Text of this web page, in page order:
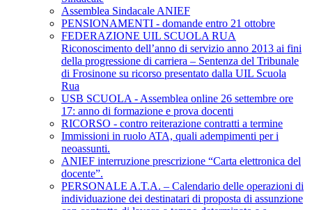
Assemblea Sindacale ANIEF
PENSIONAMENTI - domande entro 21 ottobre
FEDERAZIONE UIL SCUOLA RUA
Riconoscimento dell’anno di servizio anno 2013 ai fini
della progressione di carriera – Sentenza del Tribunale
di Frosinone su ricorso presentato dalla UIL Scuola
Rua
USB SCUOLA - Assemblea online 26 settembre ore
17: anno di formazione e prova docenti
RICORSO - contro reiterazione contratti a termine
Immissioni in ruolo ATA, quali adempimenti per i
neoassunti.
ANIEF interruzione prescrizione “Carta elettronica del
docente”.
PERSONALE A.T.A. – Calendario delle operazioni di
individuazione dei destinatari di proposta di assunzione